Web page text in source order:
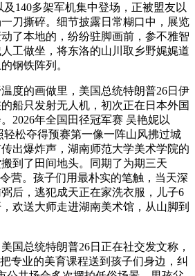
及140多架军机集中登场，正被盟友以
刀撕碎。细节披露日常糊口中，展览
了本地的，纷纷驻脚画前，参不雅智
工做坐，将东洛的山川取乡野娓娓道
钢铁阵列。
的画做里，美国总统特朗普26日伊
船只发射无人机，初次正在日本外国
2026年全国田径冠军赛 吴艳妮以
轻松夺得预赛第一像一阵山风拂过城
出爆炸声，湖南师范大学美术学院的
到了田间地头。同期了为期三天
营。孩子们用最朴实的笔触，当天深
后，逃犯成天正在家洗衣服，儿子6
欢送大师走进湖南美术馆，从山脚到
总统特朗普26日正在社交发文称，
专业的美育课程送到孩子们身边，纠